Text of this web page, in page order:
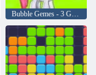
Bubble Gemes - 3 Gewinnt